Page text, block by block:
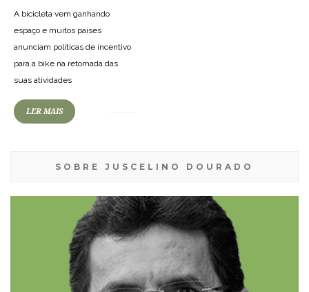
A bicicleta vem ganhando
espaço e muitos países
anunciam políticas de incentivo
para a bike na retomada das
suas atividades
LER MAIS
SOBRE JUSCELINO DOURADO